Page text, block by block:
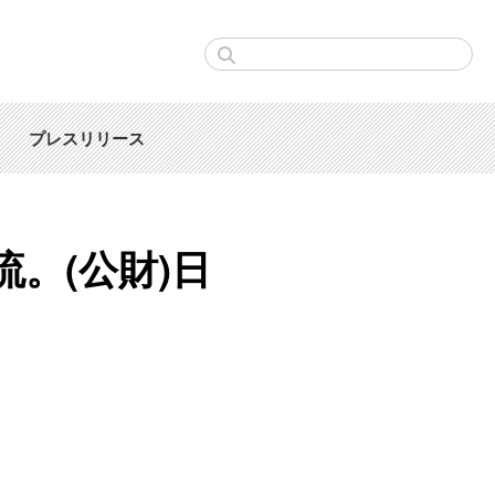
プレスリリース
。(公財)日